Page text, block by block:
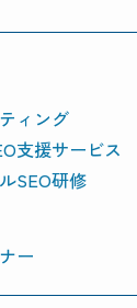
ィング
支援サービス
SEO研修
ー